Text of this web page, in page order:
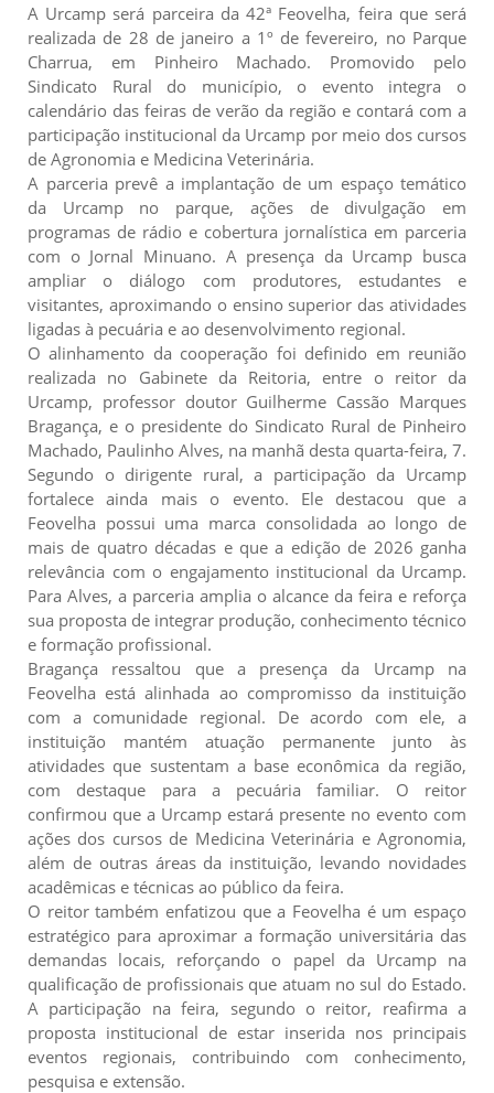
A Urcamp será parceira da 42ª Feovelha, feira que será
realizada de 28 de janeiro a 1º de fevereiro, no Parque
Charrua, em Pinheiro Machado. Promovido pelo
Sindicato Rural do município, o evento integra o
calendário das feiras de verão da região e contará com a
participação institucional da Urcamp por meio dos cursos
de Agronomia e Medicina Veterinária.
A parceria prevê a implantação de um espaço temático
da Urcamp no parque, ações de divulgação em
programas de rádio e cobertura jornalística em parceria
com o Jornal Minuano. A presença da Urcamp busca
ampliar o diálogo com produtores, estudantes e
visitantes, aproximando o ensino superior das atividades
ligadas à pecuária e ao desenvolvimento regional.
O alinhamento da cooperação foi definido em reunião
realizada no Gabinete da Reitoria, entre o reitor da
Urcamp, professor doutor Guilherme Cassão Marques
Bragança, e o presidente do Sindicato Rural de Pinheiro
Machado, Paulinho Alves, na manhã desta quarta-feira, 7.
Segundo o dirigente rural, a participação da Urcamp
fortalece ainda mais o evento. Ele destacou que a
Feovelha possui uma marca consolidada ao longo de
mais de quatro décadas e que a edição de 2026 ganha
relevância com o engajamento institucional da Urcamp.
Para Alves, a parceria amplia o alcance da feira e reforça
sua proposta de integrar produção, conhecimento técnico
e formação profissional.
Bragança ressaltou que a presença da Urcamp na
Feovelha está alinhada ao compromisso da instituição
com a comunidade regional. De acordo com ele, a
instituição mantém atuação permanente junto às
atividades que sustentam a base econômica da região,
com destaque para a pecuária familiar. O reitor
confirmou que a Urcamp estará presente no evento com
ações dos cursos de Medicina Veterinária e Agronomia,
além de outras áreas da instituição, levando novidades
acadêmicas e técnicas ao público da feira.
O reitor também enfatizou que a Feovelha é um espaço
estratégico para aproximar a formação universitária das
demandas locais, reforçando o papel da Urcamp na
qualificação de profissionais que atuam no sul do Estado.
A participação na feira, segundo o reitor, reafirma a
proposta institucional de estar inserida nos principais
eventos regionais, contribuindo com conhecimento,
pesquisa e extensão.